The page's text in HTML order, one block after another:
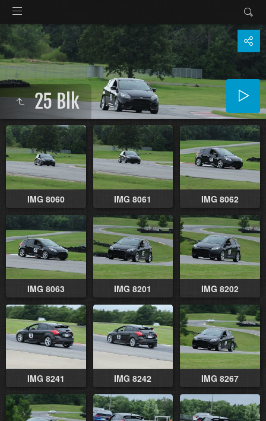
25 Blk
IMG 8060 IMG 8061 IMG 8062
IMG 8063 IMG 8201 IMG 8202
IMG 8241 IMG 8242 IMG 8267